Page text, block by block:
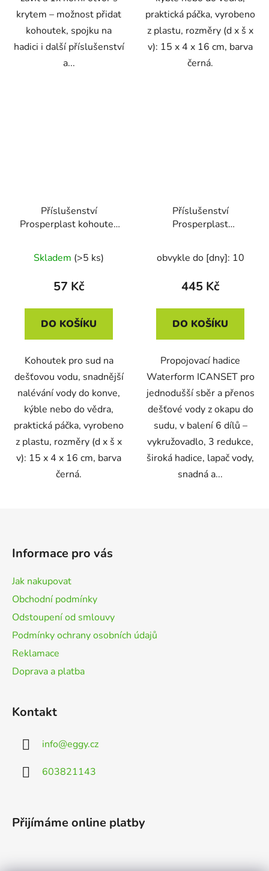
krytem – možnost přidat
kohoutek, spojku na
hadici i další příslušenství
a...
praktická páčka, vyrobeno
z plastu, rozměry (d x š x
v): 15 x 4 x 16 cm, barva
černá.
Příslušenství
Prosperplast kohoutek
vodu CANTAP 2 černý
Skladem (>5 ks)
57 Kč
DO KOŠÍKU
Kohoutek pro sud na
dešťovou vodu, snadnější
nalévání vody do konve,
kýble nebo do vědra,
praktická páčka, vyrobeno
z plastu, rozměry (d x š x
v): 15 x 4 x 16 cm, barva
černá.
Příslušenství
Prosperplast
sudu na dešť. vodu
ICANSET 1 s
obvykle do [dny]: 10
445 Kč
DO KOŠÍKU
Propojovací hadice
Waterform ICANSET pro
jednodušší sběr a přenos
dešťové vody z okapu do
sudu, v balení 6 dílů –
vykružovadlo, 3 redukce,
široká hadice, lapač vody,
snadná a...
Informace pro vás
Jak nakupovat
Obchodní podmínky
Odstoupení od smlouvy
Podmínky ochrany osobních údajů
Reklamace
Doprava a platba
Kontakt
info@eggy.cz
603821143
Přijímáme online platby